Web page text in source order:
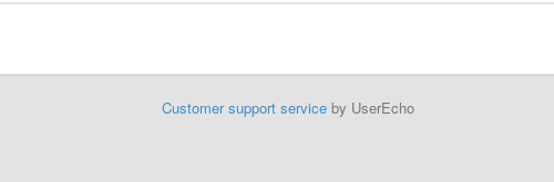
Customer support serviceby UserEcho